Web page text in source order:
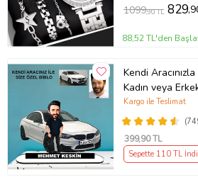
1099,90 TL 829
88,52 TL'den
Kendi
Kadın veya
Biblo , Babalar
Erkeğe Hediye,
Kargo ile Teslimat
399,90 TL
Sepette 110 TL